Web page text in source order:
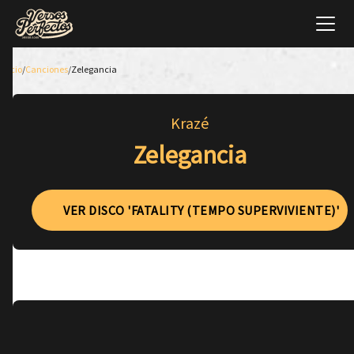
Inicio/Canciones/Zelegancia
Krazé
Zelegancia
VER DISCO 'FATALITY (TEMPO SUPERVIVIENTE)'